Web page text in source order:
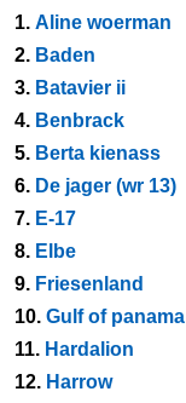
1. Aline woerman
2. Baden
3. Batavier ii
4. Benbrack
5. Berta kienass
6. De jager (wr 13)
7. E-17
8. Elbe
9. Friesenland
10. Gulf of panama
11. Hardalion
12. Harrow